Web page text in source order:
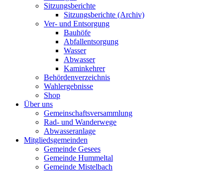
Sitzungsberichte
Sitzungsberichte (Archiv)
Ver- und Entsorgung
Bauhöfe
Abfallentsorgung
Wasser
Abwasser
Kaminkehrer
Behördenverzeichnis
Wahlergebnisse
Shop
Über uns
Gemeinschaftsversammlung
Rad- und Wanderwege
Abwasseranlage
Mitgliedsgemeinden
Gemeinde Gesees
Gemeinde Hummeltal
Gemeinde Mistelbach